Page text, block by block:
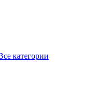
категории